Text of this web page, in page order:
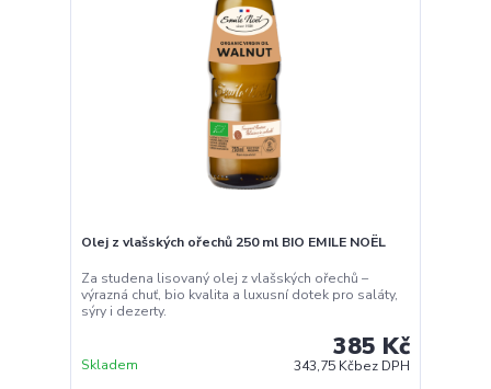
Olej z vlašských ořechů 250 ml BIO EMILE NOËL
Za studena lisovaný olej z vlašských ořechů –
výrazná chuť, bio kvalita a luxusní dotek pro saláty,
sýry i dezerty.
385 Kč
343,75 Kčbez DPH
Skladem